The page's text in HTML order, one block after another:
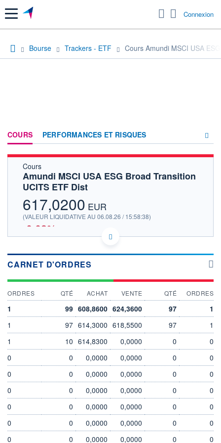
Menu Connexion
Bourse Trackers - ETF Cours Amundi MSCI USA
COURS PERFORMANCES ET RISQUES
HISTORIQUE
Cours
Amundi MSCI USA ESG Broad Transition
UCITS ETF Dist
617,0200 EUR
(VALEUR LIQUIDATIVE AU 06.08.26 / 15:58:38)
-0,03%
617.2
IE000QQ8Z0D8 - Amundi Ireland Limited
EURONEXT PARIS DONNÉES TEMPS RÉEL
Politique d'exécution
03/08 05/08
620
INDICE DE RÉFÉRENCE
MSCI USA ESG BROAD C
CATÉGORIE MORNINGSTAR
Actions Etats-Unis Gdes
Cap. Mixte
OUVERTURE CLÔTURE VEILLE
617,2000
+ HAUT + BAS
CARNET D'ORDRES
ORDRES QTÉ ACHAT VENTE QTÉ ORDRES
1 99 608,8600 624,3600 97
1
1
97 614,3000 618,5500 97
1
1
10 614,8300 0,0000 0
0
0
0 0,0000 0,0000 0
0
0
0 0,0000 0,0000 0
0
0
0 0,0000 0,0000 0
0
0
0 0,0000 0,0000 0
0
0
0 0,0000 0,0000 0
0
0
0 0,0000 0,0000 0
0